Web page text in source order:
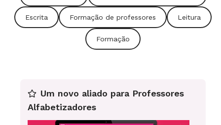
Escrita Formação de professores Leitura
Formação
Um novo aliado para Professores
Alfabetizadores